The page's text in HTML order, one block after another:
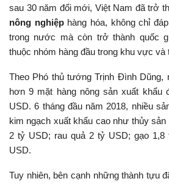
sau 30 năm đổi mới, Việt Nam đã trở
nông nghiệphàng hóa, không chỉ
trong nước mà còn trở thành quốc
thuộc nhóm hàng đầu trong khu vực và
Theo Phó thủ tướng Trịnh Đình Dũng,
hơn 9 mặt hàng nông sản xuất khẩu
USD. 6 tháng đầu năm 2018, nhiều
kim ngạch xuất khẩu cao như thủy
2 tỷ USD; rau quả 2 tỷ USD; gạo
USD.
Tuy nhiên, bên cạnh những thành tựu